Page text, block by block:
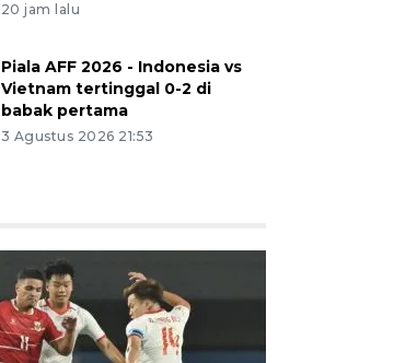
20 jam lalu
Piala AFF 2026 - Indonesia vs
Vietnam tertinggal 0-2 di
babak pertama
3 Agustus 2026 21:53